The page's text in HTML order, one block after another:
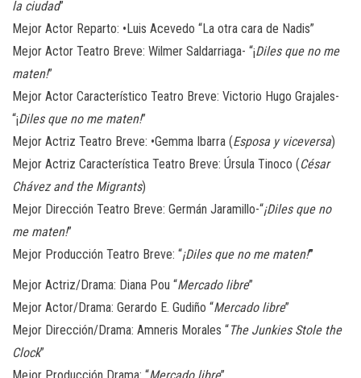
la ciudad”
Mejor Actor Reparto: •Luis Acevedo “La otra cara de Nadis”
Mejor Actor Teatro Breve: Wilmer Saldarriaga- “¡Diles que no me
maten!”
Mejor Actor Característico Teatro Breve: Victorio Hugo Grajales-
“¡Diles que no me maten!”
Mejor Actriz Teatro Breve: •Gemma Ibarra (Esposa y viceversa)
Mejor Actriz Característica Teatro Breve: Úrsula Tinoco (César
Chávez and the Migrants)
Mejor Dirección Teatro Breve: Germán Jaramillo-“¡Diles que no
me maten!”
Mejor Producción Teatro Breve: “¡Diles que no me maten!”
Mejor Actriz/Drama: Diana Pou “Mercado libre”
Mejor Actor/Drama: Gerardo E. Gudiño “Mercado libre”
Mejor Dirección/Drama: Amneris Morales “The Junkies Stole the
Clock”